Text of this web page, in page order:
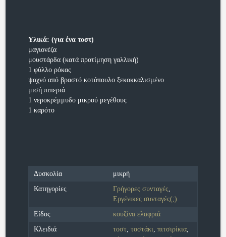
Υλικά: (για ένα τοστ)
μαγιονέζα
μουστάρδα (κατά προτίμηση γαλλική)
1 φύλλο ρόκας
ψαχνό από βραστό κοτόπουλο ξεκοκκαλισμένο
μισή πιπεριά
1 νεροκρέμμυδο μικρού μεγέθους
1 καρότο
Δυσκολία
μικρή
Κατηγορίες
Γρήγορες συνταγές,
Εργένικες συνταγές(;)
Είδος
κουζίνα ελαφριά
Κλειδιά
τοστ, τοστάκι, πιτσιρίκια,